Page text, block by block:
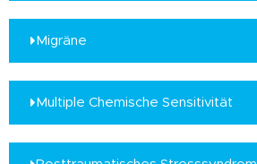
Migräne
Multiple Chemische Sensitivität